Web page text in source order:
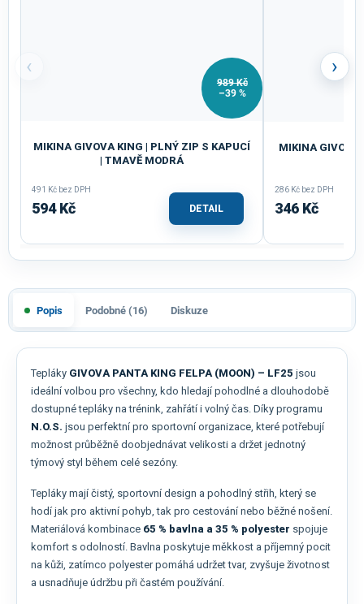
‹
989 Kč
–39 %
MIKINA GIVOVA KING | PLNÝ ZIP S KAPUCÍ
| TMAVĚ MODRÁ
491 Kč bez DPH
594 Kč DETAIL
MIKINA GIVOVA
286 Kč bez DPH
346 Kč
›
Popis Podobné (16) Diskuze
Tepláky GIVOVA PANTA KING FELPA (MOON) – LF25 jsou
ideální volbou pro všechny, kdo hledají pohodlné a dlouhodobě
dostupné tepláky na trénink, zahřátí i volný čas. Díky programu
N.O.S. jsou perfektní pro sportovní organizace, které potřebují
možnost průběžně doobjednávat velikosti a držet jednotný
týmový styl během celé sezóny.
Tepláky mají čistý, sportovní design a pohodlný střih, který se
hodí jak pro aktivní pohyb, tak pro cestování nebo běžné nošení.
Materiálová kombinace 65 % bavlna a 35 % polyester spojuje
komfort s odolností. Bavlna poskytuje měkkost a příjemný pocit
na kůži, zatímco polyester pomáhá udržet tvar, zvyšuje životnost
a usnadňuje údržbu při častém používání.